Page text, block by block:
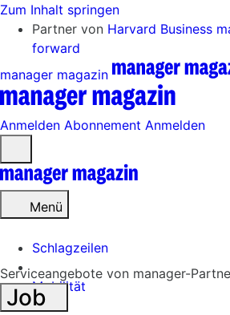
Zum Inhalt springen
Partner von Harvard Business
forward
manager magazin
Anmelden Abonnement Anmelden
öffnen
Menü
Schlagzeilen
Mobilität
Tech
Serviceangebote von manager-
Job